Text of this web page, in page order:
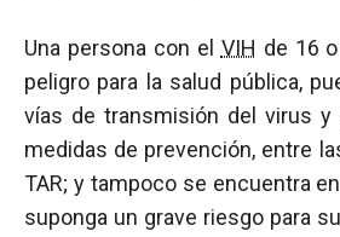
Una persona con el VIH de 16
peligro para la salud pública,
vías de transmisión del virus y
medidas de prevención, entre
TAR; y tampoco se encuentra
suponga un grave riesgo para